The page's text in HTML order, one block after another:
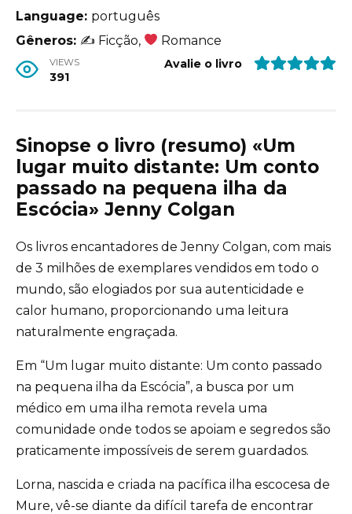
Language: português
Gêneros: ✍ Ficção, Romance
VIEWS
391
Avalie o livro
Sinopse o livro (resumo) «Um
lugar muito distante: Um conto
passado na pequena ilha da
Escócia» Jenny Colgan
Os livros encantadores de Jenny Colgan, com mais
de 3 milhões de exemplares vendidos em todo o
mundo, são elogiados por sua autenticidade e
calor humano, proporcionando uma leitura
naturalmente engraçada.
Em “Um lugar muito distante: Um conto passado
na pequena ilha da Escócia”, a busca por um
médico em uma ilha remota revela uma
comunidade onde todos se apoiam e segredos são
praticamente impossíveis de serem guardados.
Lorna, nascida e criada na pacífica ilha escocesa de
Mure, vê-se diante da difícil tarefa de encontrar